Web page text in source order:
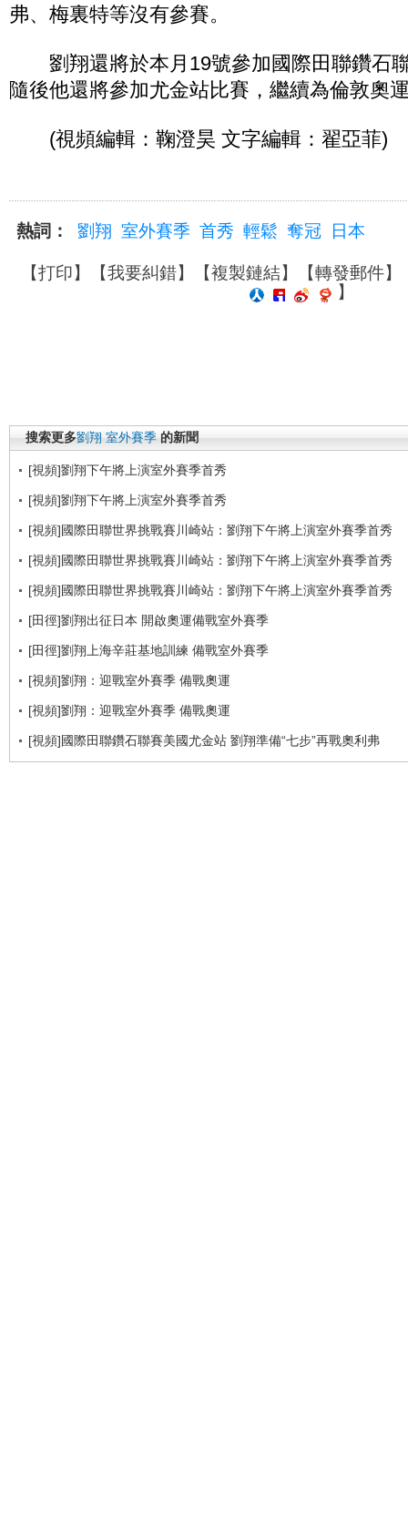
弗、梅裏特等沒有參賽。
劉翔還將於本月19號參加國際田聯鑽石
隨後他還將參加尤金站比賽，繼續為倫敦奧
(視頻編輯：鞠澄昊 文字編輯：翟亞菲)
熱詞： 劉翔 室外賽季 首秀 輕鬆 奪冠 日本
【打印】【我要糾錯】【複製鏈結】【轉發郵件】
】
搜索更多劉翔 室外賽季 的新聞
[視頻]劉翔下午將上演室外賽季首秀
[視頻]劉翔下午將上演室外賽季首秀
[視頻]國際田聯世界挑戰賽川崎站：劉翔下午將上演室外賽季首秀
[視頻]國際田聯世界挑戰賽川崎站：劉翔下午將上演室外賽季首秀
[視頻]國際田聯世界挑戰賽川崎站：劉翔下午將上演室外賽季首秀
[田徑]劉翔出征日本 開啟奧運備戰室外賽季
[田徑]劉翔上海辛莊基地訓練 備戰室外賽季
[視頻]劉翔：迎戰室外賽季 備戰奧運
[視頻]劉翔：迎戰室外賽季 備戰奧運
[視頻]國際田聯鑽石聯賽美國尤金站 劉翔準備“七步”再戰奧利弗